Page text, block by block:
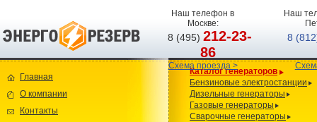
Наш телефон в
Москве:
8 (495)212-23-
86
Схема проезда >
Наш
8
Главная
О компании
Контакты
Каталог генераторов
Бензиновые электростанции
Дизельные генераторы
Газовые генераторы
Сварочные генераторы